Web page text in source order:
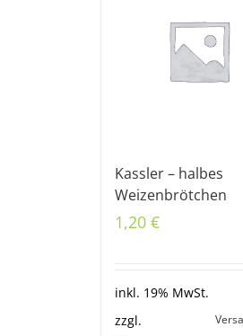
Kassler – halbes
Weizenbrötchen
1,20 €
inkl. 19% MwSt.
zzgl.